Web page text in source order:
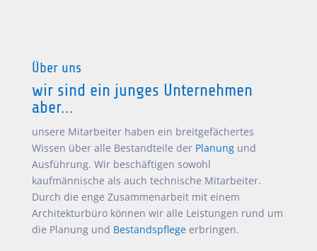
Über uns
wir sind ein junges Unternehmen
aber...
unsere Mitarbeiter haben ein breitgefächertes
Wissen über alle Bestandteile der Planungund
Ausführung. Wir beschäftigen sowohl
kaufmännische als auch technische Mitarbeiter.
Durch die enge Zusammenarbeit mit einem
Architekturbüro können wir alle Leistungen rund um
die Planung und Bestandspflegeerbringen.